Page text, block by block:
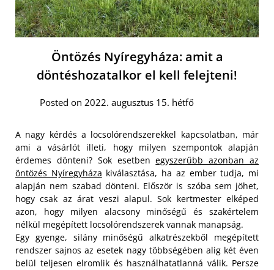
Öntözés Nyíregyháza: amit a
döntéshozatalkor el kell felejteni!
Posted on 2022. augusztus 15. hétfő
A nagy kérdés a locsolórendszerekkel kapcsolatban, már
ami a vásárlót illeti, hogy milyen szempontok alapján
érdemes dönteni? Sok esetbenegyszerűbb azonban az
öntözés Nyíregyháza kiválasztása, ha az ember tudja, mi
alapján nem szabad dönteni. Először is szóba sem jöhet,
hogy csak az árat veszi alapul. Sok kertmester elképed
azon, hogy milyen alacsony minőségű és szakértelem
nélkül megépített locsolórendszerek vannak manapság.
Egy gyenge, silány minőségű alkatrészekből megépített
rendszer sajnos az esetek nagy többségében alig két éven
belül teljesen elromlik és használhatatlanná válik. Persze